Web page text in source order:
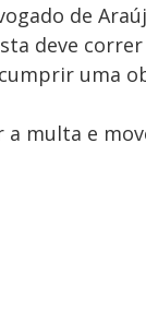
de
deve
uma
multa e